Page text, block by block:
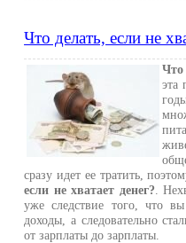
Что делать, если не
Что
эта
сразу идет ее тратить,
если не хватает денег? .
уже следствие того, что вы
доходы, а следовательно
от зарплаты до зарплаты.